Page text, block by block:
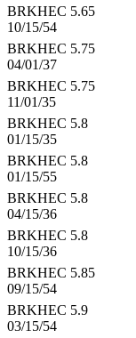
BRKHEC 5.65
10/15/54
BRKHEC 5.75
04/01/37
BRKHEC 5.75
11/01/35
BRKHEC 5.8
01/15/35
BRKHEC 5.8
01/15/55
BRKHEC 5.8
04/15/36
BRKHEC 5.8
10/15/36
BRKHEC 5.85
09/15/54
BRKHEC 5.9
03/15/54